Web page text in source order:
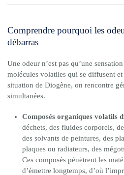
Comprendre pourquoi les
débarras
Une odeur n’est pas qu’une
molécules volatiles qui se diffusent
situation de Diogène, on rencontre
simultanées.
Composés organiques volatils
déchets, des fluides corporels,
des solvants de peintures, des
plaques ou radiateurs, des
Ces composés pénètrent les
d’émettre longtemps, d’où